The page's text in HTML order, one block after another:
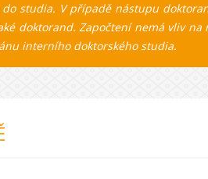
studia. V případě nástupu
doktorand. Započtení nemá vliv na
interního doktorského studia.